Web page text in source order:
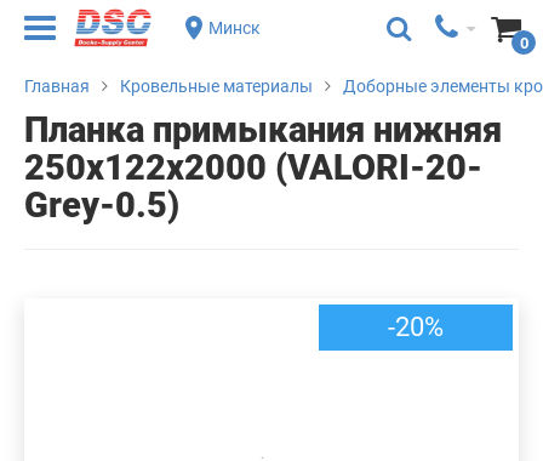
Минск
0
Главная Кровельные материалы Доборные элементы
Планка примыкания нижняя
250х122х2000 (VALORI-20-
Grey-0.5)
-20%